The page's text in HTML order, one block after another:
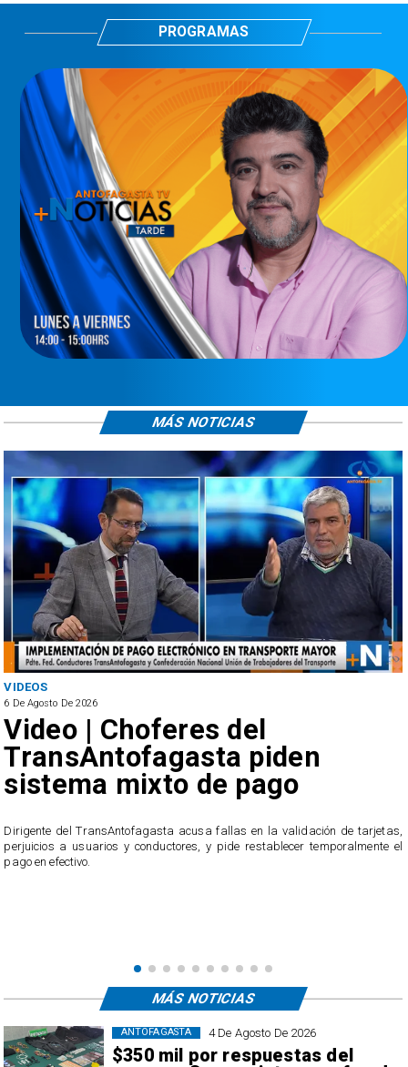
PROGRAMAS
VIDEOS
6 De Agosto De 2026
Video | Choferes del
TransAntofagasta piden
sistema mixto de pago
​Dirigente del TransAntofagasta acusa fallas en la validación de tarjetas,
perjuicios a usuarios y conductores, y pide restablecer temporalmente el
pago en efectivo.
MÁS NOTICIAS
4 De Agosto De 2026
$350 mil por respuestas del
ANTOFAGASTA
MÁS NOTICIAS